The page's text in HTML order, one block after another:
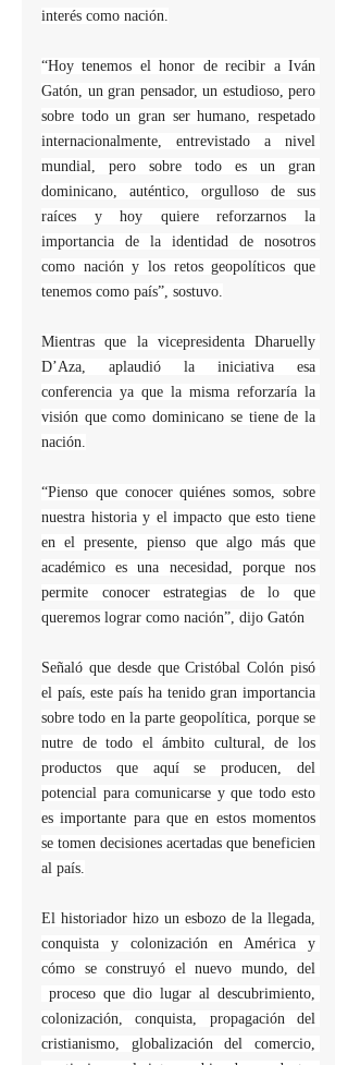
interés como nación.
“Hoy tenemos el honor de recibir a Iván
Gatón, un gran pensador, un estudioso, pero
sobre todo un gran ser humano, respetado
internacionalmente, entrevistado a nivel
mundial, pero sobre todo es un gran
dominicano, auténtico, orgulloso de sus
raíces y hoy quiere reforzarnos la
importancia de la identidad de nosotros
como nación y los retos geopolíticos que
tenemos como país”, sostuvo.
Mientras que la vicepresidenta Dharuelly
D’Aza, aplaudió la iniciativa esa
conferencia ya que la misma reforzaría la
visión que como dominicano se tiene de la
nación.
“Pienso que conocer quiénes somos, sobre
nuestra historia y el impacto que esto tiene
en el presente, pienso que algo más que
académico es una necesidad, porque nos
permite conocer estrategias de lo que
queremos lograr como nación”, dijo Gatón
Señaló que desde que Cristóbal Colón pisó
el país, este país ha tenido gran importancia
sobre todo en la parte geopolítica, porque se
nutre de todo el ámbito cultural, de los
productos que aquí se producen, del
potencial para comunicarse y que todo esto
es importante para que en estos momentos
se tomen decisiones acertadas que beneficien
al país.
El historiador hizo un esbozo de la llegada,
conquista y colonización en América y
cómo se construyó el nuevo mundo, del
proceso que dio lugar al descubrimiento,
colonización, conquista, propagación del
cristianismo, globalización del comercio,